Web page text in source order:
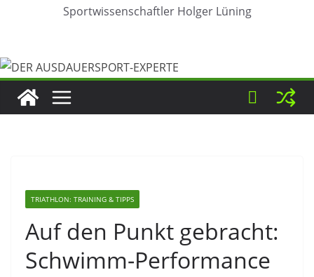
Sportwissenschaftler Holger Lüning
TRIATHLON: TRAINING & TIPPS
Auf den Punkt gebracht:
Schwimm-Performance